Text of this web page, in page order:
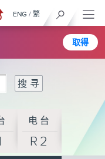
取得
ENG / 繁
电台
R2